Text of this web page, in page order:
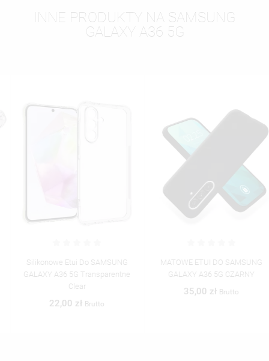
INNE PRODUKTY NA SAMSUNG
GALAXY A36 5G
Silikonowe Etui Do SAMSUNG
GALAXY A36 5G Transparentne
Clear
22,00 zł Brutto
MATOWE ETUI DO SAMSUNG
GALAXY A36 5G CZARNY
35,00 zł Brutto